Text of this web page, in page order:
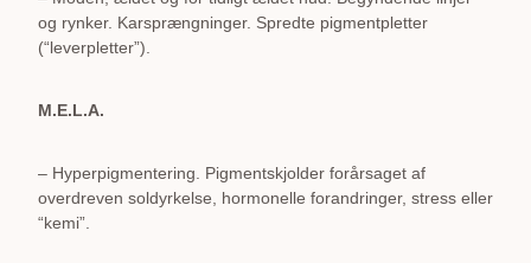
og rynker. Karsprængninger. Spredte pigmentpletter
(“leverpletter”).
M.E.L.A.
– Hyperpigmentering. Pigmentskjolder forårsaget af
overdreven soldyrkelse, hormonelle forandringer, stress eller
“kemi”.